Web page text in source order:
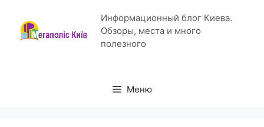
содержимому
Информационный блог Киева.
Обзоры, места и много
полезного
Меню